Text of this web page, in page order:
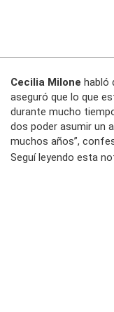
Cecilia Milone habló
aseguró que lo que
durante mucho
dos poder asumir un
muchos años”,
Seguí leyendo esta